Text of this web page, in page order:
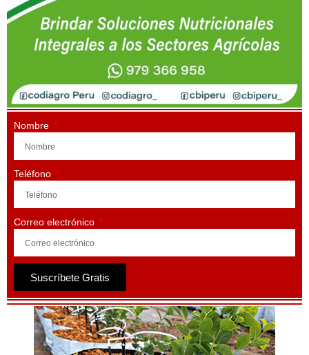
Nombre
Teléfono
Correo electrónico
Suscríbete Gratis